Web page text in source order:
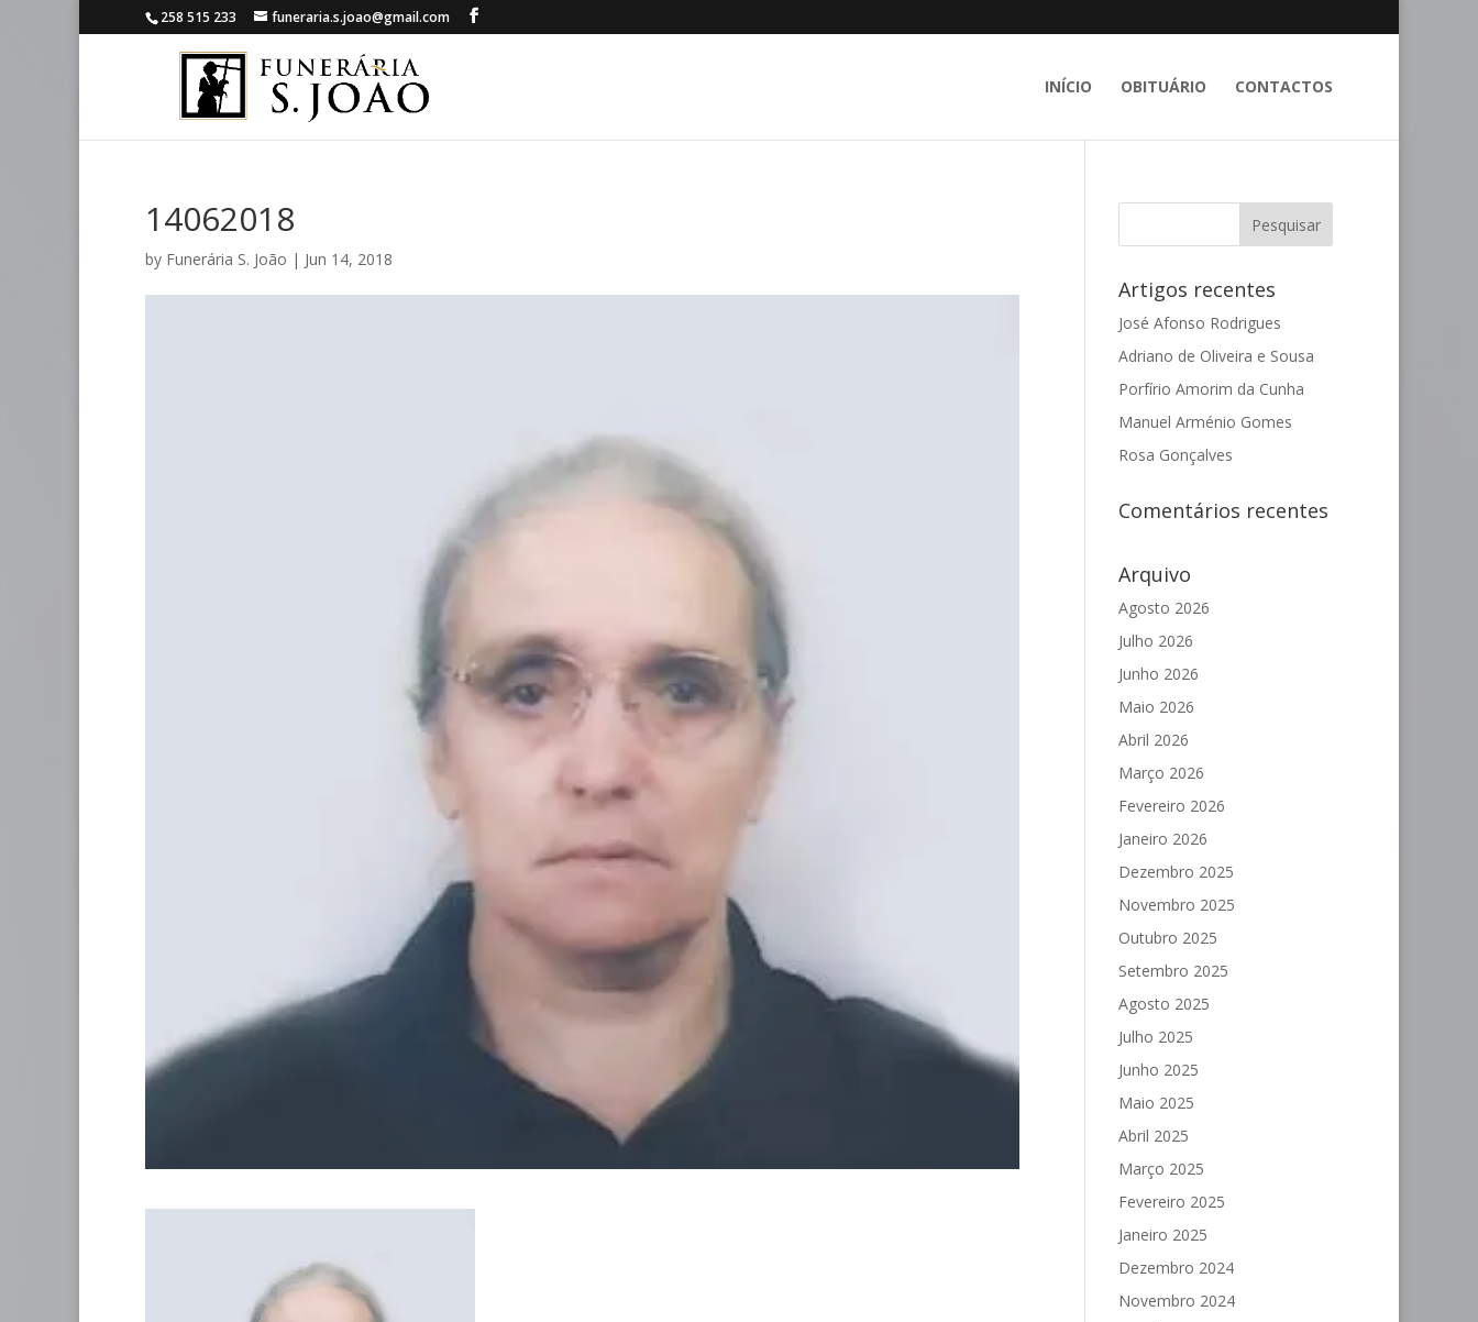
258 515 233 funeraria.s.joao@gmail.com
INÍCIO OBITUÁRIO CONTACTOS
14062018
by Funerária S. João | Jun 14, 2018
Artigos recentes
José Afonso Rodrigues
Adriano de Oliveira e Sousa
Porfírio Amorim da Cunha
Manuel Arménio Gomes
Rosa Gonçalves
Comentários recentes
Arquivo
Agosto 2026
Julho 2026
Junho 2026
Maio 2026
Abril 2026
Março 2026
Fevereiro 2026
Janeiro 2026
Dezembro 2025
Novembro 2025
Outubro 2025
Setembro 2025
Agosto 2025
Julho 2025
Junho 2025
Maio 2025
Abril 2025
Março 2025
Fevereiro 2025
Janeiro 2025
Dezembro 2024
Novembro 2024